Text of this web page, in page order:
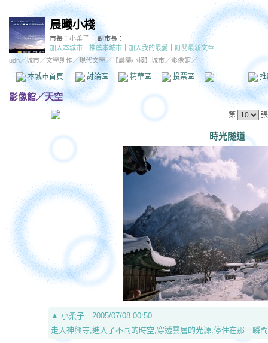
晨曦小棧
市長： 小柔子
副市長：
加入本城市
推薦本城市 加入我的最愛
訂閱最新文章
udn／城市／文學創作／現代文學／【晨曦小棧】城市／影像館／
本城市首頁 討論區 精華區 投票區 影像館
影像館／天空
第
時光隧道
▲ 小柔子
2005/07/08 00:50
走入神興寺,進入了不同的時空,穿透雲層的光源,停住在那一瞬間